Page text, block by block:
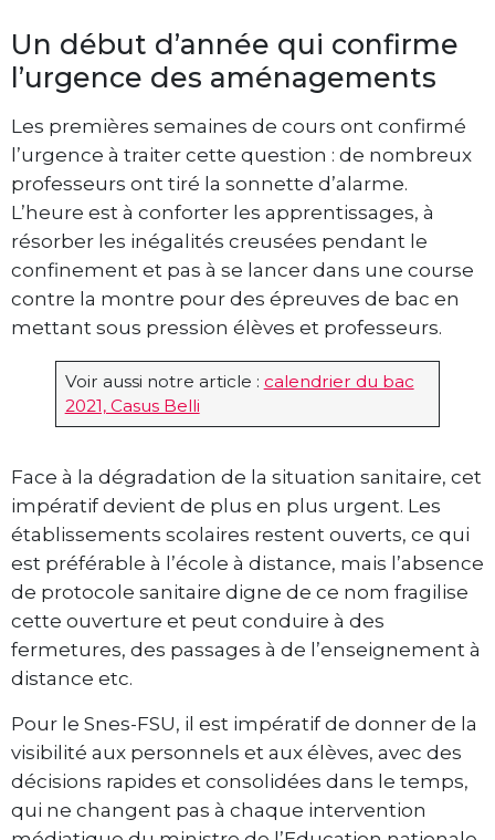
Un début d’année qui confirme
l’urgence des aménagements
Les premières semaines de cours ont confirmé
l’urgence à traiter cette question : de nombreux
professeurs ont tiré la sonnette d’alarme.
L’heure est à conforter les apprentissages, à
résorber les inégalités creusées pendant le
confinement et pas à se lancer dans une course
contre la montre pour des épreuves de bac en
mettant sous pression élèves et professeurs.
Voir aussi notre article : calendrier du bac
2021, Casus Belli
Face à la dégradation de la situation sanitaire, cet
impératif devient de plus en plus urgent. Les
établissements scolaires restent ouverts, ce qui
est préférable à l’école à distance, mais l’absence
de protocole sanitaire digne de ce nom fragilise
cette ouverture et peut conduire à des
fermetures, des passages à de l’enseignement à
distance etc.
Pour le Snes-FSU, il est impératif de donner de la
visibilité aux personnels et aux élèves, avec des
décisions rapides et consolidées dans le temps,
qui ne changent pas à chaque intervention